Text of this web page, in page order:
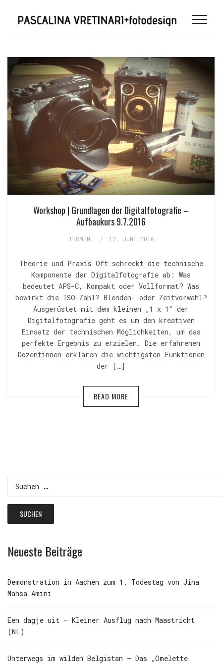
Workshop | Grundlagen der Digitalfotografie –
Aufbaukurs 9.7.2016
TERMINE / 12. JUNI 2016
Theorie und Praxis Oft schreckt die technische
Komponente der Digitalfotografie ab: Was
bedeutet APS-C, Kompakt oder Vollformat? Was
bewirkt die ISO-Zahl? Blenden- oder Zeitvorwahl?
Ausgerüstet mit dem kleinen „1 x 1“ der
Digitalfotografie geht es um den kreativen
Einsatz der technischen Möglichkeiten, um das
perfekte Ergebnis zu erzielen. Die erfahrenen
Dozentinnen erklären die wichtigsten Funktionen
der […]
READ MORE
Suchen
Neueste Beiträge
Demonstration in Aachen zum 1. Todestag von Jina
Mahsa Amini
Een dagje uit – Kleiner Ausflug nach Maastricht
(NL)
Unterwegs im wilden Belgistan – Das „Omelette